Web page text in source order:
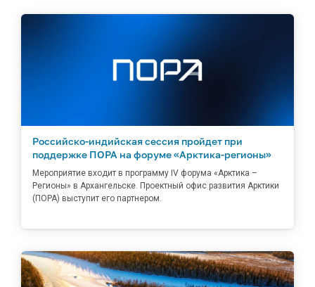
Российско-индийская сессия пройдет при
поддержке ПОРА на форуме «Арктика-регионы»
Мероприятие входит в программу IV форума «Арктика –
Регионы» в Архангельске. Проектный офис развития Арктики
(ПОРА) выступит его партнером.